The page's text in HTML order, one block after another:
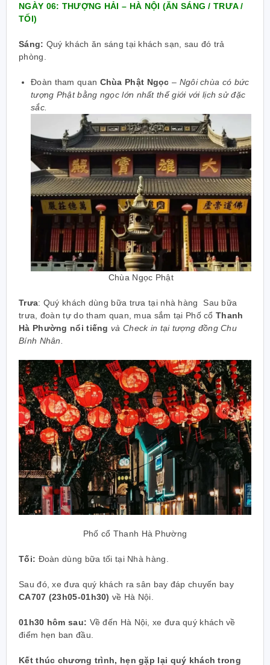
NGÀY 06: THƯỢNG HẢI – HÀ NỘI (ĂN SÁNG / TRƯA /
TỐI)
Sáng: Quý khách ăn sáng tại khách sạn, sau đó trả
phòng.
Đoàn tham quan Chùa Phật Ngọc – Ngôi chùa có bức
tượng Phật bằng ngọc lớn nhất thế giới với lịch sử đặc
sắc.
Chùa Ngọc Phật
Trưa: Quý khách dùng bữa trưa tại nhà hàng Sau bữa
trưa, đoàn tự do tham quan, mua sắm tại Phố cổThanh
Hà Phường nổi tiếng và Check in tại tượng đồng Chu
Bính Nhân.
Phố cổ Thanh Hà Phường
Tối: Đoàn dùng bữa tối tại Nhà hàng.
Sau đó, xe đưa quý khách ra sân bay đáp chuyến bay
CA707 (23h05-01h30) về Hà Nội.
01h30 hôm sau: Về đến Hà Nội, xe đưa quý khách về
điểm hẹn ban đầu.
Kết thúc chương trình, hẹn gặp lại quý khách trong